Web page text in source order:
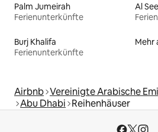
Palm Jumeirah
Ferienunterkünfte
Al
Burj Khalifa
Ferienunterkünfte
Mehr
Airbnb Vereinigte Arabische
Abu Dhabi Reihenhäuser